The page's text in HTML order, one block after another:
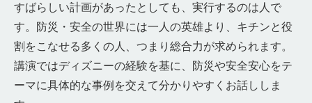
すばらしい計画があったとしても、実行するのは人で
す。防災・安全の世界には一人の英雄より、キチンと役
割をこなせる多くの人、つまり総合力が求められます。
講演ではディズニーの経験を基に、防災や安全安心をテ
ーマに具体的な事例を交えて分かりやすくお話ししま